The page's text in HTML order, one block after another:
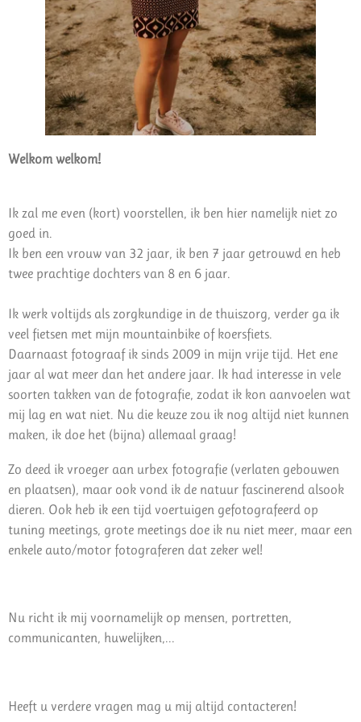
Welkom welkom!
Ik zal me even (kort) voorstellen, ik ben hier namelijk niet zo
goed in.
Ik ben een vrouw van 32 jaar, ik ben 7 jaar getrouwd en heb
twee prachtige dochters van 8 en 6 jaar.
Ik werk voltijds als zorgkundige in de thuiszorg, verder ga ik
veel fietsen met mijn mountainbike of koersfiets.
Daarnaast fotograaf ik sinds 2009 in mijn vrije tijd. Het ene
jaar al wat meer dan het andere jaar. Ik had interesse in vele
soorten takken van de fotografie, zodat ik kon aanvoelen wat
mij lag en wat niet. Nu die keuze zou ik nog altijd niet kunnen
maken, ik doe het (bijna) allemaal graag!
Zo deed ik vroeger aan urbex fotografie (verlaten gebouwen
en plaatsen), maar ook vond ik de natuur fascinerend alsook
dieren. Ook heb ik een tijd voertuigen gefotografeerd op
tuning meetings, grote meetings doe ik nu niet meer, maar een
enkele auto/motor fotograferen dat zeker wel!
Nu richt ik mij voornamelijk op mensen, portretten,
communicanten, huwelijken,...
Heeft u verdere vragen mag u mij altijd contacteren!